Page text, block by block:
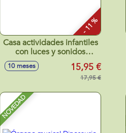
- 11 %
Casa actividades infantiles
con luces y sonidos
18x5x19cm
10 meses 15,95 €
17,95 €
NOVEDAD